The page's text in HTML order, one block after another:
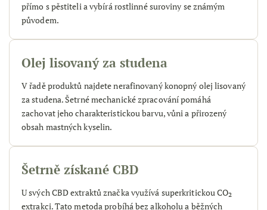
přímo s pěstiteli a vybírá rostlinné suroviny se známým
původem.
Olej lisovaný za studena
V řadě produktů najdete nerafinovaný konopný olej lisovaný
za studena. Šetrné mechanické zpracování pomáhá
zachovat jeho charakteristickou barvu, vůni a přirozený
obsah mastných kyselin.
Šetrně získané CBD
U svých CBD extraktů značka využívá superkritickou CO₂
extrakci. Tato metoda probíhá bez alkoholu a běžných